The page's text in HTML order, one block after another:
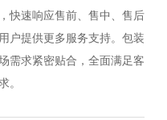
快速响应售前、售中、售后
户提供更多服务支持。包装
需求紧密贴合，全面满足客
。